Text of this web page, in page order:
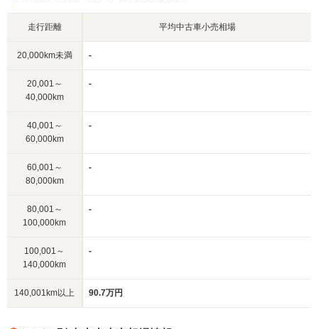
走行距離 平均中古車小売相場
20,000km未満 -
20,001～
40,000km
-
40,001～
60,000km
-
60,001～
80,000km
-
80,001～
100,000km
-
100,001～
140,000km
-
140,001km以上 90.7万円